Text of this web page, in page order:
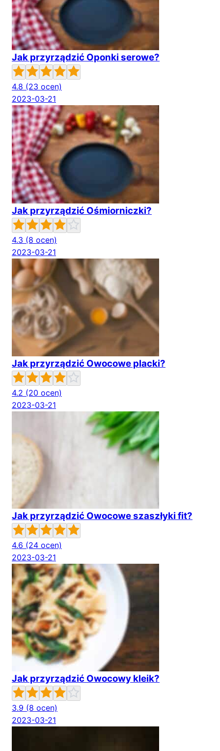
Jak przyrządzić Oponki serowe?
4.8 (23 ocen)
2023-03-21
Jak przyrządzić Ośmiorniczki?
4.3 (8 ocen)
2023-03-21
Jak przyrządzić Owocowe placki?
4.2 (20 ocen)
2023-03-21
Jak przyrządzić Owocowe szaszłyki fit?
4.6 (24 ocen)
2023-03-21
Jak przyrządzić Owocowy kleik?
3.9 (8 ocen)
2023-03-21